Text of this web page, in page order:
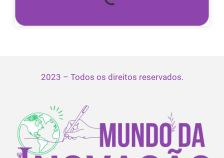
2023 – Todos os direitos reservados.